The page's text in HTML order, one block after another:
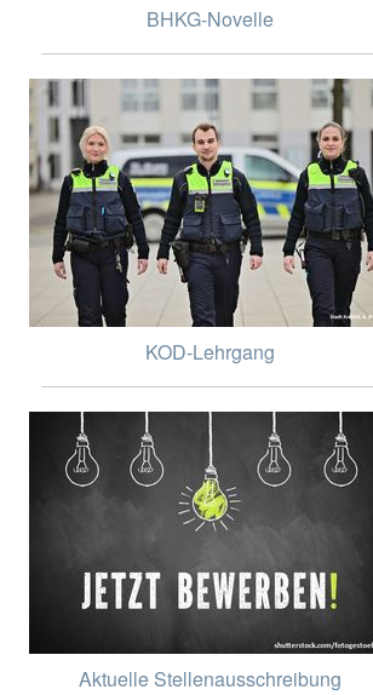
BHKG-Novelle
KOD-Lehrgang
Aktuelle Stellenausschreibung